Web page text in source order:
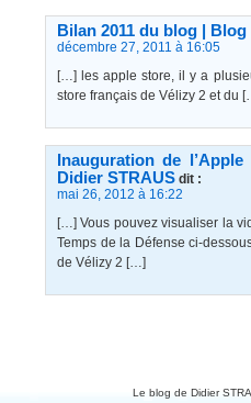
Bilan 2011 du blog |
décembre 27, 2011 à 16:05
[…] les apple store, il y a
store français de Vélizy 2 et du
Inauguration de
Didier STRAUS dit :
mai 26, 2012 à 16:22
[…] Vous pouvez visualiser la
Temps de la Défense ci-
de Vélizy 2 […]
Le blog de Didier